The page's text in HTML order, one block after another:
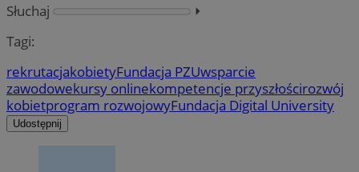
Słuchaj
⏵︎
Tagi:
rekrutacjakobietyFundacja PZUwsparcie
zawodowekursy onlinekompetencje przyszłościrozwój
kobietprogram rozwojowyFundacja Digital University
Udostępnij